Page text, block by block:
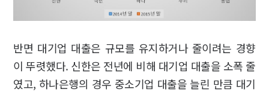
반면 대기업 대출은 규모를 유지하거나 줄이려는 경향
이 뚜렷했다. 신한은 전년에 비해 대기업 대출을 소폭 줄
였고, 하나은행의 경우 중소기업 대출을 늘린 만큼 대기